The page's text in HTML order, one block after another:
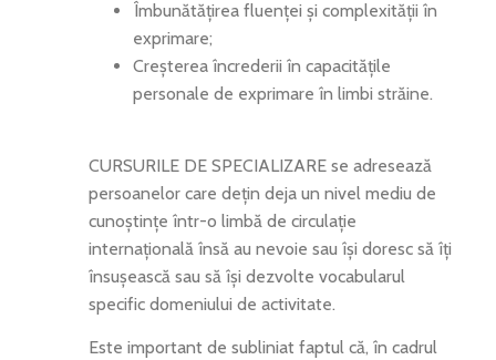
Îmbunătățirea fluenței și complexității în
exprimare;
Creșterea încrederii în capacitățile
personale de exprimare în limbi străine.
CURSURILE DE SPECIALIZARE se adresează
persoanelor care dețin deja un nivel mediu de
cunoștințe într-o limbă de circulație
internațională însă au nevoie sau își doresc să îți
însușească sau să își dezvolte vocabularul
specific domeniului de activitate.
Este important de subliniat faptul că, în cadrul